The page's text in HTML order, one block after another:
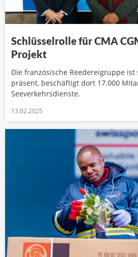
Schlüsselrolle für CMA
Projekt
Die französische Reedereigruppe
präsent, beschäftigt dort 17.000
Seeverkehrsdienste.
13.02.2025